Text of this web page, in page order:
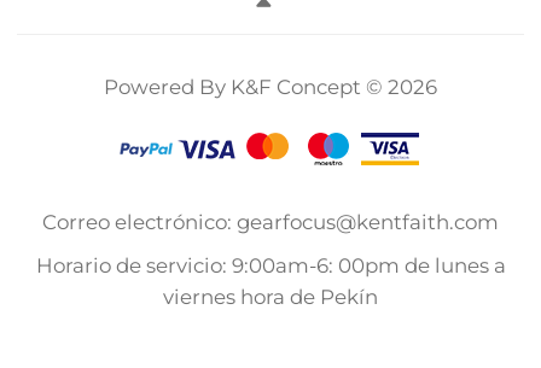
Powered By K&F Concept © 2026
Correo electrónico: gearfocus@kentfaith.com
Horario de servicio: 9:00am-6: 00pm de lunes a
viernes hora de Pekín